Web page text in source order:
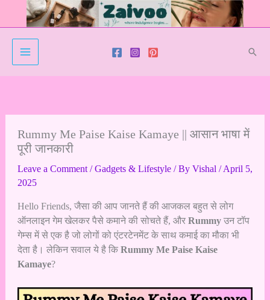
Rummy Me Paise Kaise Kamaye || आसान भाषा में
पूरी जानकारी
Leave a Comment /Gadgets & Lifestyle/ By Vishal /April 5,
2025
Hello Friends, जैसा की आप जानते हैं की आजकल बहुत से लोग
ऑनलाइन गेम खेलकर पैसे कमाने की सोचते हैं, और Rummyउन टॉप
गेम्स में से एक है जो लोगों को एंटरटेनमेंट के साथ कमाई का मौका भी
देता है। लेकिन सवाल ये है कि Rummy Me Paise Kaise
Kamaye?